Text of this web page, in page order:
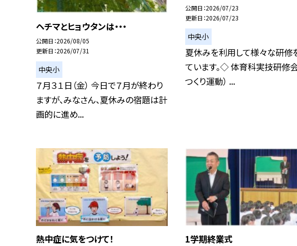
ヘチマとヒョウタンは・・・
公開日 2026/08/05
更新日 2026/07/31
中央小
７月３１日（金） 今日で７月が終わり
ますが、みなさん、夏休みの宿題は計
画的に進め...
公開日 2026/07/23
更新日 2026/07/23
中央小
夏休みを利用して様々な研修
ています。◇ 体育科実技研修
つくり運動） ...
熱中症に気をつけて！ 1学期終業式